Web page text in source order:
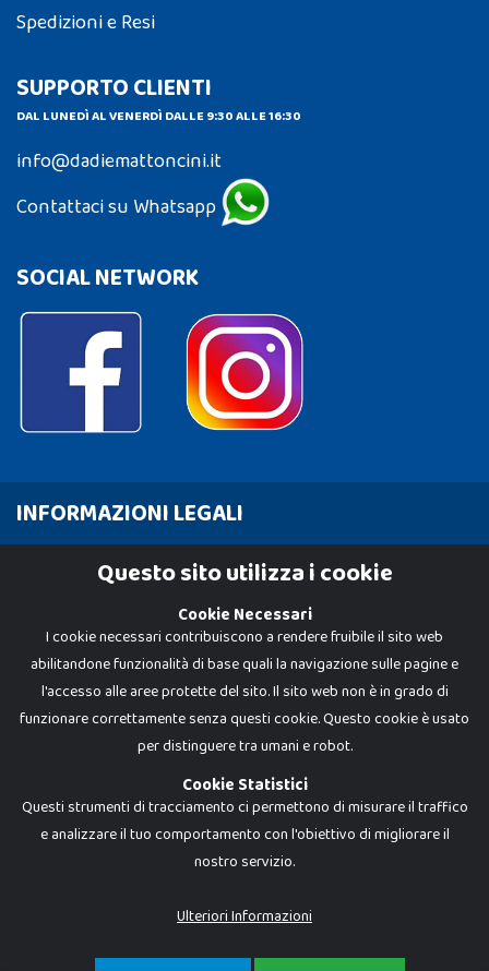
Spedizioni e Resi
SUPPORTO CLIENTI
DAL LUNEDÌ AL VENERDÌ DALLE 9:30 ALLE 16:30
info@dadiemattoncini.it
Contattaci su Whatsapp
SOCIAL NETWORK
INFORMAZIONI LEGALI
Cookie Policy
Dadi e Mattoncini è un brand di Giocabene Srl. Ogni riproduzione o utilizzo non
I prezzi e le promozioni pubblicate potrebbero differire da quanto esposto in
Questo sito utilizza i cookie
Cookie Necessari
I cookie necessari contribuiscono a rendere fruibile il sito web
abilitandone funzionalità di base quali la navigazione sulle pagine e
l'accesso alle aree protette del sito. Il sito web non è in grado di
funzionare correttamente senza questi cookie. Questo cookie è usato
per distinguere tra umani e robot.
Cookie Statistici
Questi strumenti di tracciamento ci permettono di misurare il traffico
e analizzare il tuo comportamento con l'obiettivo di migliorare il
nostro servizio.
Ulteriori Informazioni